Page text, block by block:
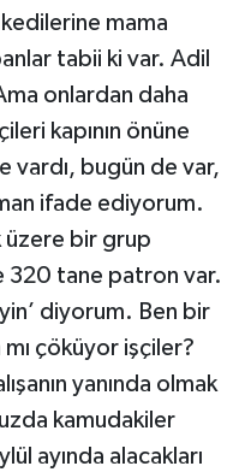
kedilerine mama
tabii ki var. Adil
onlardan daha
kapının önüne
vardı, bugün de var,
ifade ediyorum.
üzere bir grup
320 tane patron var.
diyorum. Ben bir
mı çöküyor işçiler?
yanında olmak
kamudakiler
ayında alacakları